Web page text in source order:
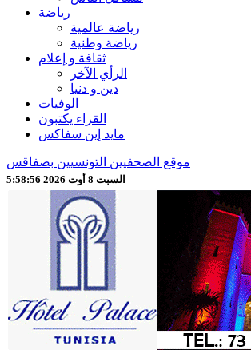
رياضة
رياضة عالمية
رياضة وطنية
ثقافة و إعلام
الرأي الآخر
دين و دنيا
الوفيات
القراء يكتبون
مايد إين سفاكس
موقع الصحفيين التونسيين بصفاقس
السبت 8 أوت 2026 5:58:58